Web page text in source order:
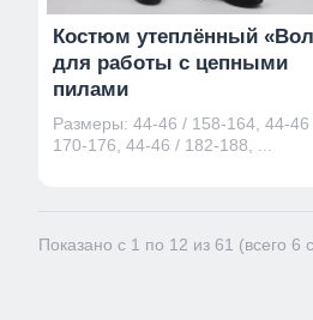
Костюм утеплённый
для работы с цепными
пилами
Размеры: 44-46 / 158-164, 44-46
170-176, 44-46 / 182-188, ...
Показано с 1 по 12 из 61 (всего 6